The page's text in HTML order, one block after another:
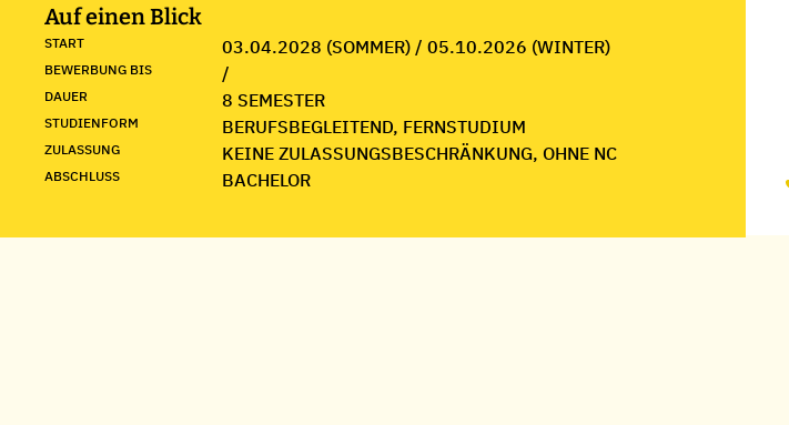
Auf einen Blick
START 03.04.2028 (SOMMER) / 05.10.2026 (WINTER)
BEWERBUNG BIS /
DAUER 8 SEMESTER
STUDIENFORM BERUFSBEGLEITEND, FERNSTUDIUM
ZULASSUNG KEINE ZULASSUNGSBESCHRÄNKUNG, OHNE NC
ABSCHLUSS BACHELOR